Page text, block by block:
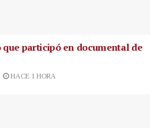
participó en documental de
HACE 1 HORA